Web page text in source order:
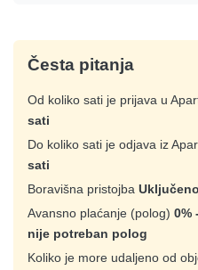
Česta pitanja
Od koliko sati je prijava u
sati
Do koliko sati je odjava iz
sati
Boravišna pristojba
Avansno plaćanje (polog) 0%
nije potreban polog
Koliko je more udaljeno od